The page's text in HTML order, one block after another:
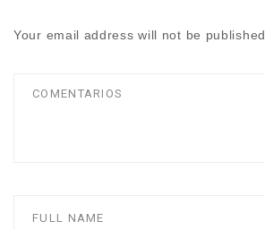
Your email address will not be published.